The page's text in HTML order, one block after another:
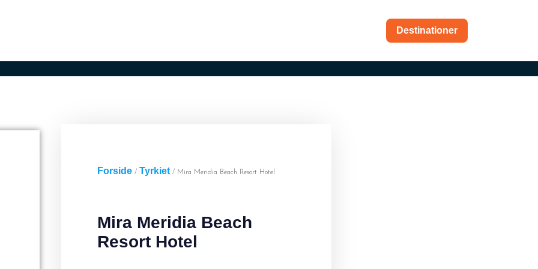
Destinationer
Forside / Tyrkiet/ Mira Meridia Beach Resort Hotel
Mira Meridia Beach
Resort Hotel